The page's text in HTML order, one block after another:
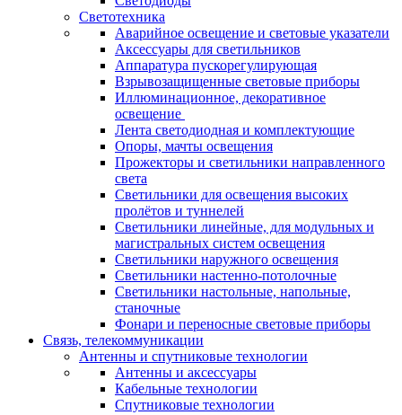
Светотехника
Аварийное освещение и световые указатели
Аксессуары для светильников
Аппаратура пускорегулирующая
Взрывозащищенные световые приборы
Иллюминационное, декоративное
освещение
Лента светодиодная и комплектующие
Опоры, мачты освещения
Прожекторы и светильники направленного
света
Светильники для освещения высоких
пролётов и туннелей
Светильники линейные, для модульных и
магистральных систем освещения
Светильники наружного освещения
Светильники настенно-потолочные
Светильники настольные, напольные,
станочные
Фонари и переносные световые приборы
Связь, телекоммуникации
Антенны и спутниковые технологии
Антенны и аксессуары
Кабельные технологии
Спутниковые технологии